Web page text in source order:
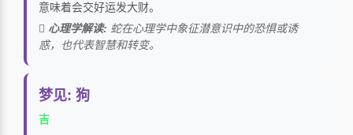
意味着会交好运发大财。
心理学解读: 蛇在心理学中象征潜意识中的恐惧或诱
惑，也代表智慧和转变。
梦见: 狗
吉